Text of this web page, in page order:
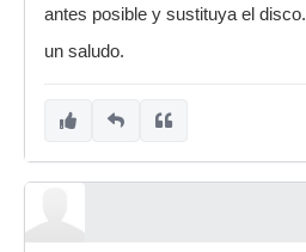
antes posible y sustituya el disco.
un saludo.